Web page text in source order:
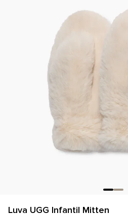
Luva UGG Infantil Mitten